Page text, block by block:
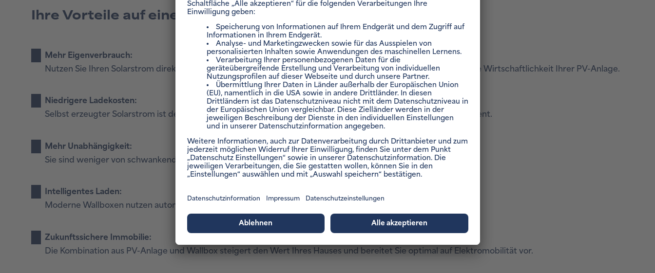
Ihre Vorteile auf einen Blick
Mehr Eigenverbrauch:
Nutzen Sie Ihren Solarstrom direkt für Ihr Zuhause und Ihr E-Auto, statt ihn ins Netz einzuspeisen. Das erhöht die Wirtschaftlichkeit Ihrer PV-Anlage.
Niedrigere Ladekosten:
Selbst erzeugter Solarstrom ist deutlich günstiger als Netzstrom. So laden Sie Ihr E-Auto langfristig kosteneffizient.
Mehr Unabhängigkeit:
Sie sind weniger von schwankenden Strompreisen und externen Anbietern abhängig.
Intelligentes Laden:
Moderne Wallboxen nutzen automatisch dann Strom, wenn Ihre PV-Anlage besonders viel Energie liefert.
Zukunftssichere Immobilie:
Die Kombination aus PV-Anlage und Wallbox steigert den Wert Ihres Hauses und bereitet Sie optimal auf Elektromobilität vor.